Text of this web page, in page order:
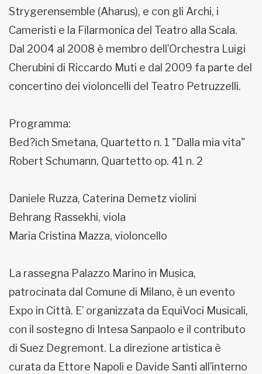
Strygerensemble (Aharus), e con gli Archi, i
Cameristi e la Filarmonica del Teatro alla Scala.
Dal 2004 al 2008 è membro dell’Orchestra Luigi
Cherubini di Riccardo Muti e dal 2009 fa parte del
concertino dei violoncelli del Teatro Petruzzelli.
Programma:
Bed?ich Smetana, Quartetto n. 1 "Dalla mia vita"
Robert Schumann, Quartetto op. 41 n. 2
Daniele Ruzza, Caterina Demetz violini
Behrang Rassekhi, viola
Maria Cristina Mazza, violoncello
La rassegna Palazzo Marino in Musica,
patrocinata dal Comune di Milano, è un evento
Expo in Città. E’ organizzata da EquiVoci Musicali,
con il sostegno di Intesa Sanpaolo e il contributo
di Suez Degremont. La direzione artistica è
curata da Ettore Napoli e Davide Santi all’interno